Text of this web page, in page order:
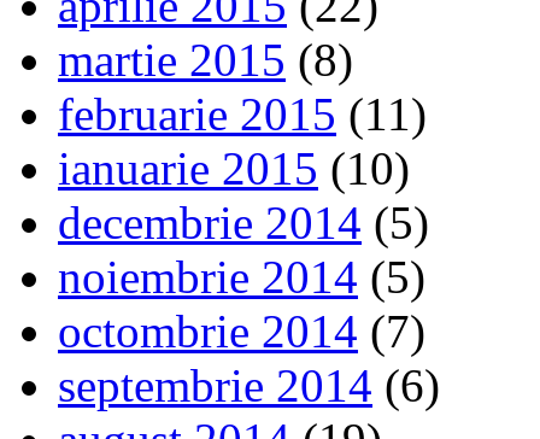
martie 2015 (8)
februarie 2015 (11)
ianuarie 2015 (10)
decembrie 2014 (5)
noiembrie 2014 (5)
octombrie 2014 (7)
septembrie 2014 (6)